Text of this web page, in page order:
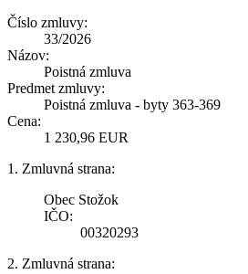
Číslo zmluvy:
33/2026
Názov:
Poistná zmluva
Predmet zmluvy:
Poistná zmluva - byty 363-369
Cena:
1 230,96 EUR
1. Zmluvná strana:
Obec Stožok
IČO:
00320293
2. Zmluvná strana: